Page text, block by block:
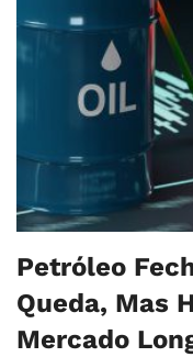
Petróleo
Queda, Mas
Mercado